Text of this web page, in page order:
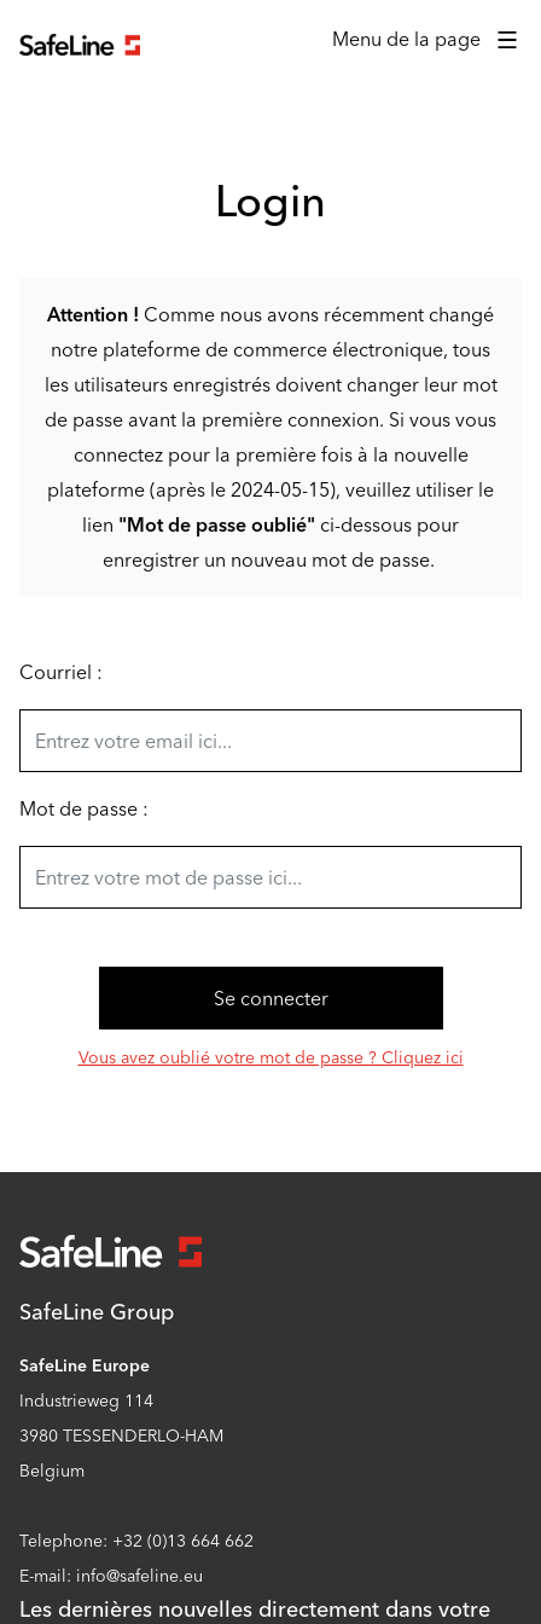
Menu de la page
Login
Attention ! Comme nous avons récemment changé
notre plateforme de commerce électronique, tous
les utilisateurs enregistrés doivent changer leur mot
de passe avant la première connexion. Si vous vous
connectez pour la première fois à la nouvelle
plateforme (après le 2024-05-15), veuillez utiliser le
lien "Mot de passe oublié" ci-dessous pour
enregistrer un nouveau mot de passe.
Formulaire de connexion
Courriel :
Mot de passe :
Vous avez oublié votre mot de passe ? Cliquez ici
SafeLine Group
SafeLine Europe
Industrieweg 114
3980 TESSENDERLO-HAM
Belgium
Telephone: +32 (0)13 664 662
E-mail: info@safeline.eu
Les dernières nouvelles directement dans votre